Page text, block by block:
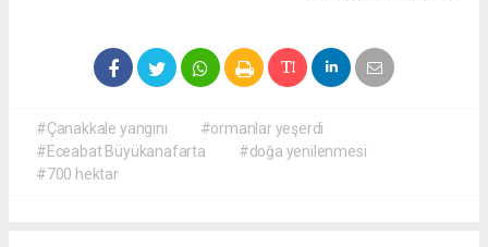
#Çanakkale yangını
#ormanlar yeşerdi
#Eceabat Büyükanafarta
#doğa yenilenmesi
#700 hektar